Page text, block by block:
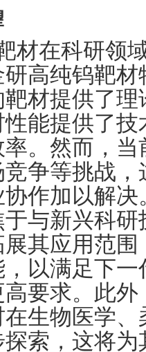
材在科研领
高纯钨靶
材提供了
能提供了
。然而，
争等挑战
作加以解
与新兴科
其应用范
以满足下
要求。此
生物医学
索，这将